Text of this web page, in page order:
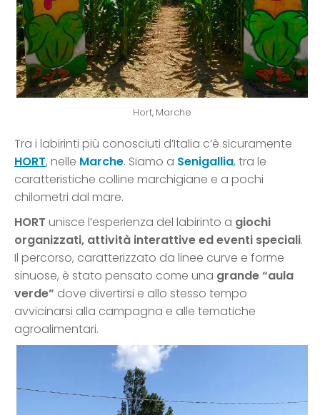
Hort, Marche
Tra i labirinti più conosciuti d’Italia c’è sicuramente
HORT, nelle Marche. Siamo a Senigallia, tra le
caratteristiche colline marchigiane e a pochi
chilometri dal mare.
HORT unisce l’esperienza del labirinto a giochi
organizzati, attività interattive ed eventi speciali.
Il percorso, caratterizzato da linee curve e forme
sinuose, è stato pensato come una grande “aula
verde” dove divertirsi e allo stesso tempo
avvicinarsi alla campagna e alle tematiche
agroalimentari.